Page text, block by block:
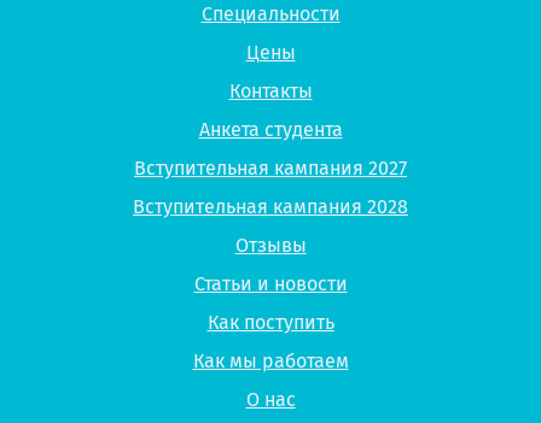
Специальности
Цены
Контакты
Анкета студента
Вступительная кампания 2027
Вступительная кампания 2028
Отзывы
Статьи и новости
Как поступить
Как мы работаем
О нас